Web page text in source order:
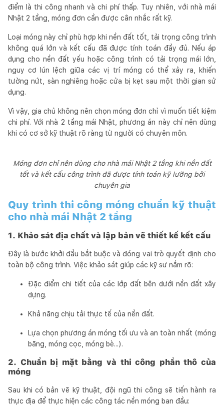
điểm là thi công nhanh và chi phí thấp. Tuy nhiên, với nhà mái
Nhật 2 tầng, móng đơn cần được cân nhắc rất kỹ.
Loại móng này chỉ phù hợp khi nền đất tốt, tải trọng công trình
không quá lớn và kết cấu đã được tính toán đầy đủ. Nếu áp
dụng cho nền đất yếu hoặc công trình có tải trọng mái lớn,
nguy cơ lún lệch giữa các vị trí móng có thể xảy ra, khiến
tường nứt, sàn nghiêng hoặc cửa bị kẹt sau một thời gian sử
dụng.
Vì vậy, gia chủ không nên chọn móng đơn chỉ vì muốn tiết kiệm
chi phí. Với nhà 2 tầng mái Nhật, phương án này chỉ nên dùng
khi có cơ sở kỹ thuật rõ ràng từ người có chuyên môn.
Móng đơn chỉ nên dùng cho nhà mái Nhật 2 tầng khi nền đất
tốt và kết cấu công trình đã được tính toán kỹ lưỡng bởi
chuyên gia
Quy trình thi công móng chuẩn kỹ thuật
cho nhà mái Nhật 2 tầng
1. Khảo sát địa chất và lập bản vẽ thiết kế kết cấu
Đây là bước khởi đầu bắt buộc và đóng vai trò quyết định cho
toàn bộ công trình. Việc khảo sát giúp các kỹ sư nắm rõ:
Đặc điểm chi tiết của các lớp đất bên dưới nền đất xây
dựng.
Khả năng chịu tải thực tế của nền đất.
Lựa chọn phương án móng tối ưu và an toàn nhất (móng
băng, móng cọc, móng bè...).
2. Chuẩn bị mặt bằng và thi công phần thô của
móng
Sau khi có bản vẽ kỹ thuật, đội ngũ thi công sẽ tiến hành ra
thực địa để thực hiện các công tác nền móng ban đầu: